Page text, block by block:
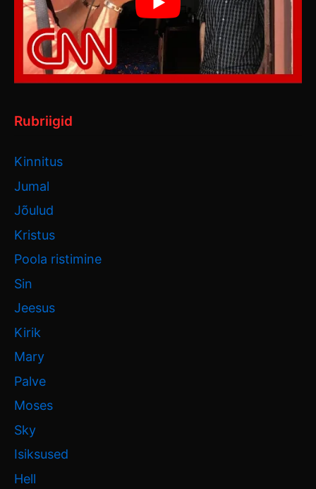
Rubriigid
Kinnitus
Jumal
Jõulud
Kristus
Poola ristimine
Sin
Jeesus
Kirik
Mary
Palve
Moses
Sky
Isiksused
Hell